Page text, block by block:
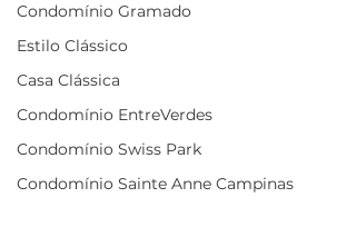
Condomínio Gramado
Estilo Clássico
Casa Clássica
Condomínio EntreVerdes
Condomínio Swiss Park
Condomínio Sainte Anne Campinas